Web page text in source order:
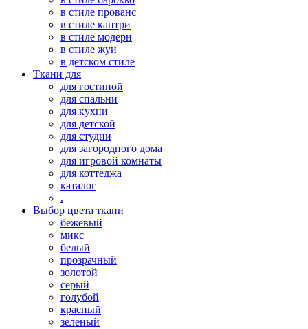
в стиле прованс
в стиле кантри
в стиле модерн
в стиле жуи
в детском стиле
Ткани для
для гостиной
для спальни
для кухни
для детской
для студии
для загородного дома
для игровой комнаты
для коттеджа
каталог
.
Выбор цвета ткани
бежевый
микс
белый
прозрачный
золотой
серый
голубой
красный
зеленый